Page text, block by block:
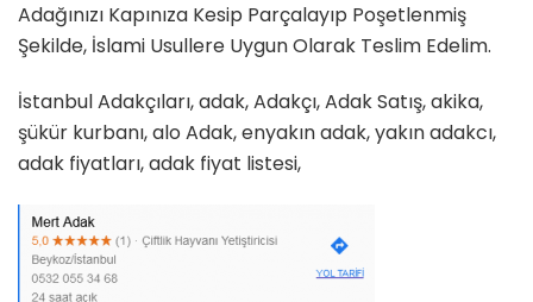
Adağınızı Kapınıza Kesip Parçalayıp Poşetlenmiş
Şekilde, İslami Usullere Uygun Olarak Teslim Edelim.
İstanbul Adakçıları, adak, Adakçı, Adak Satış, akika,
şükür kurbanı, alo Adak, enyakın adak, yakın adakcı,
adak fiyatları, adak fiyat listesi,